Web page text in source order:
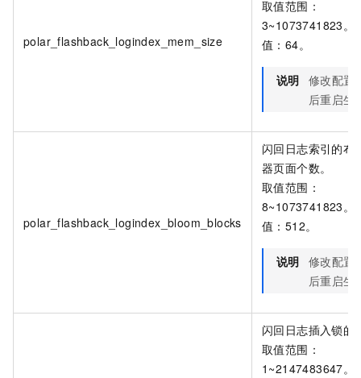
polar_flashback_logindex_mem_size
取值范围：
3~1073741823。
值：64。
说明 修改配置
后重启生
polar_flashback_logindex_bloom_blocks
闪回日志索引的布
器页面个数。
取值范围：
8~1073741823。
值：512。
说明 修改配置
后重启生
闪回日志插入锁的
取值范围：
1~2147483647。